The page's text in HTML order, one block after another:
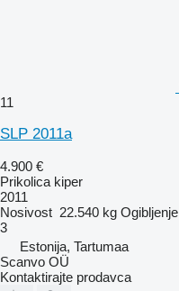
11
SLP 2011a
4.900 €
Prikolica kiper
2011
Nosivost 22.540 kg Ogibljenje
3
Estonija, Tartumaa
Scanvo OÜ
Kontaktirajte prodavca